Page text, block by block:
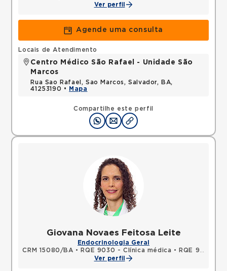
Ver perfil
Agende uma consulta
Compartilhe este perfil
Locais de Atendimento
Centro Médico São Rafael - Unidade São
Marcos
Rua Sao Rafael, Sao Marcos, Salvador, BA,
41253190 •
Mapa
Giovana Novaes Feitosa Leite
Endocrinologia Geral
CRM 15080/BA • RQE 9030 - Clínica médica •
RQE 9031 - Endocrinologia e metabologia
Ver perfil